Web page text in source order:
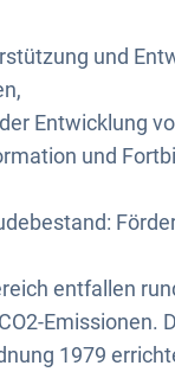
und
Entwicklung
und
entfallen
Emissionen.
1979